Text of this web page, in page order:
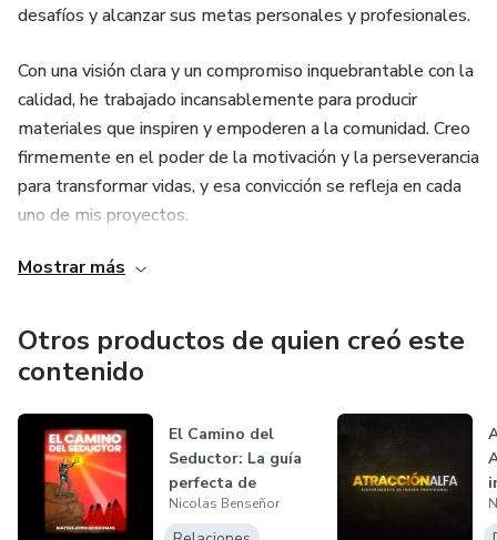
🎯 ¿Para quién es este curso?
Para emprendedores, soñadores y cualquier persona que
quiera transformar su idea en una realidad rentable. Si
tienes la pasión y el deseo, Manuel tiene las herramientas
y las estrategias.
desafíos y alcanzar sus metas personales y profesionales.
Con una visión clara y un compromiso inquebrantable con la
calidad, he trabajado incansablemente para producir
materiales que inspiren y empoderen a la comunidad. Creo
firmemente en el poder de la motivación y la perseverancia
para transformar vidas, y esa convicción se refleja en cada
uno de mis proyectos.
Además de "GloriaEterna," he desarrollado una variedad de
prácticas y apoyo constante a quienes buscan mejorar y
crecer. Mi enfoque se basa en combinar contenido valioso
con una presentación atractiva y accesible, asegurando que
cada usuario pueda encontrar la inspiración y el apoyo que
necesita para avanzar.
Me siento orgulloso de ser un referente en el mundo de
los infoproductos y de poder contribuir al bienestar y el
Mostrar más
Otros productos de quien creó este
contenido
El Camino del
Seductor: La guía
perfecta de
seducción.
Nicolas Benseñor